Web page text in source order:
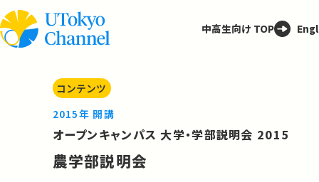
中高生向け TOP
コンテンツ
2015年 開講
オープンキャンパス 大学・学部説明会 2015
農学部説明会